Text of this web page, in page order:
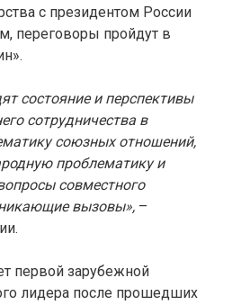
с президентом России
переговоры пройдут в
состояние и перспективы
сотрудничества в
союзных отношений,
проблематику и
совместного
вызовы», –
первой зарубежной
лидера после прошедших